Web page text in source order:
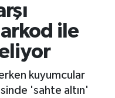
ile
kuyumcular
'sahte altın'
Fikstür